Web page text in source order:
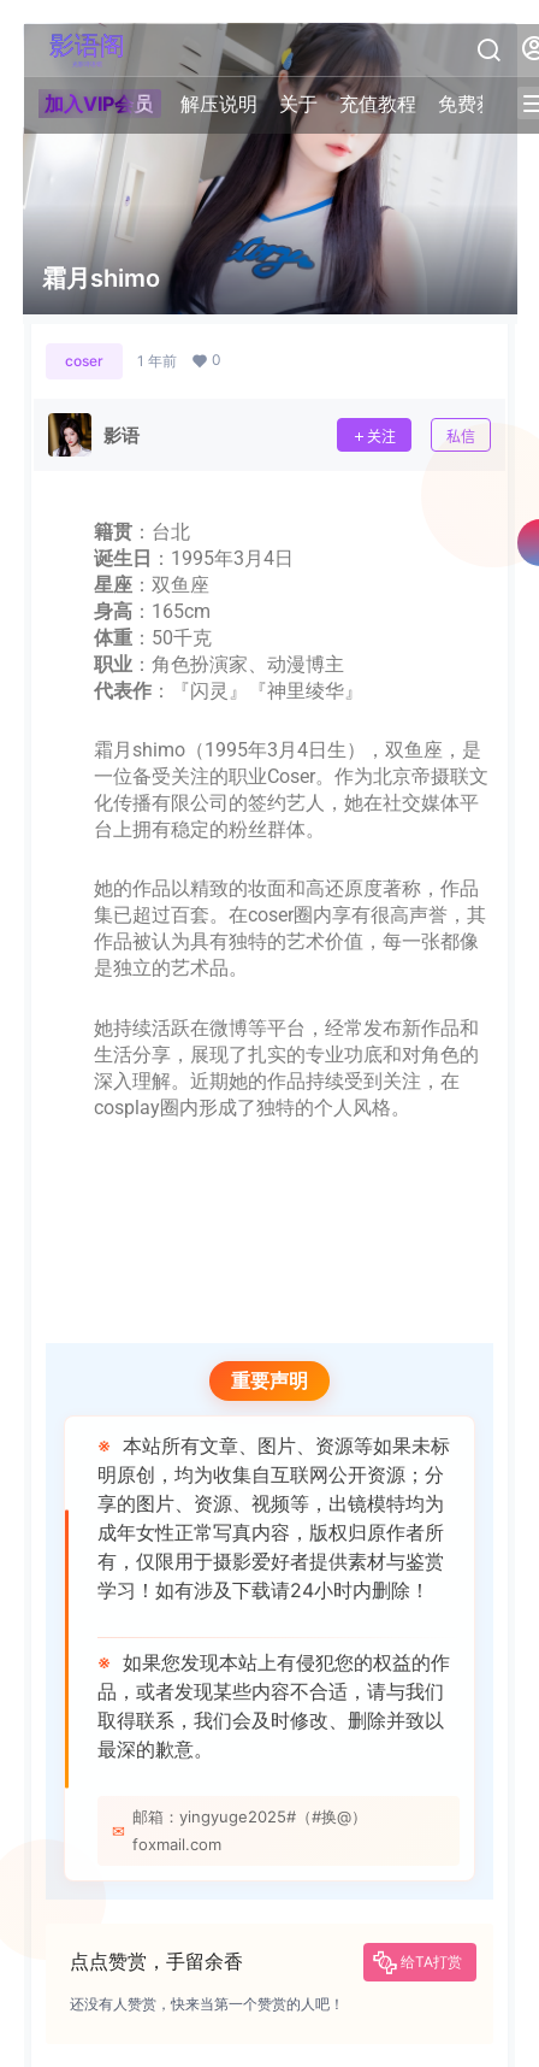
加入VIP会员 解压说明 关于 充值教程 免费获取积
霜月shimo
coser 1 年前 0
影语 关注 私信
籍贯 ：台北
诞生日 ：1995年3月4日
星座 ：双鱼座
身高 ：165cm
体重 ：50千克
职业 ：角色扮演家、动漫博主
代表作 ：『闪灵』『神里绫华』
霜月shimo（1995年3月4日生），双鱼座，是
一位备受关注的职业Coser。作为北京帝摄联文
化传播有限公司的签约艺人，她在社交媒体平
台上拥有稳定的粉丝群体。
她的作品以精致的妆面和高还原度著称，作品
集已超过百套。在coser圈内享有很高声誉，其
作品被认为具有独特的艺术价值，每一张都像
是独立的艺术品。
她持续活跃在微博等平台，经常发布新作品和
生活分享，展现了扎实的专业功底和对角色的
深入理解。近期她的作品持续受到关注，在
cosplay圈内形成了独特的个人风格。
重要声明
※ 本站所有文章、图片、资源等如果未标
明原创，均为收集自互联网公开资源；分
享的图片、资源、视频等，出镜模特均为
成年女性正常写真内容，版权归原作者所
有，仅限用于摄影爱好者提供素材与鉴赏
学习！如有涉及下载请24小时内删除！
※ 如果您发现本站上有侵犯您的权益的作
品，或者发现某些内容不合适，请与我们
取得联系，我们会及时修改、删除并致以
最深的歉意。
✉
邮箱：yingyuge2025#（#换@）
foxmail.com
点点赞赏，手留余香 给TA打赏
还没有人赞赏，快来当第一个赞赏的人吧！